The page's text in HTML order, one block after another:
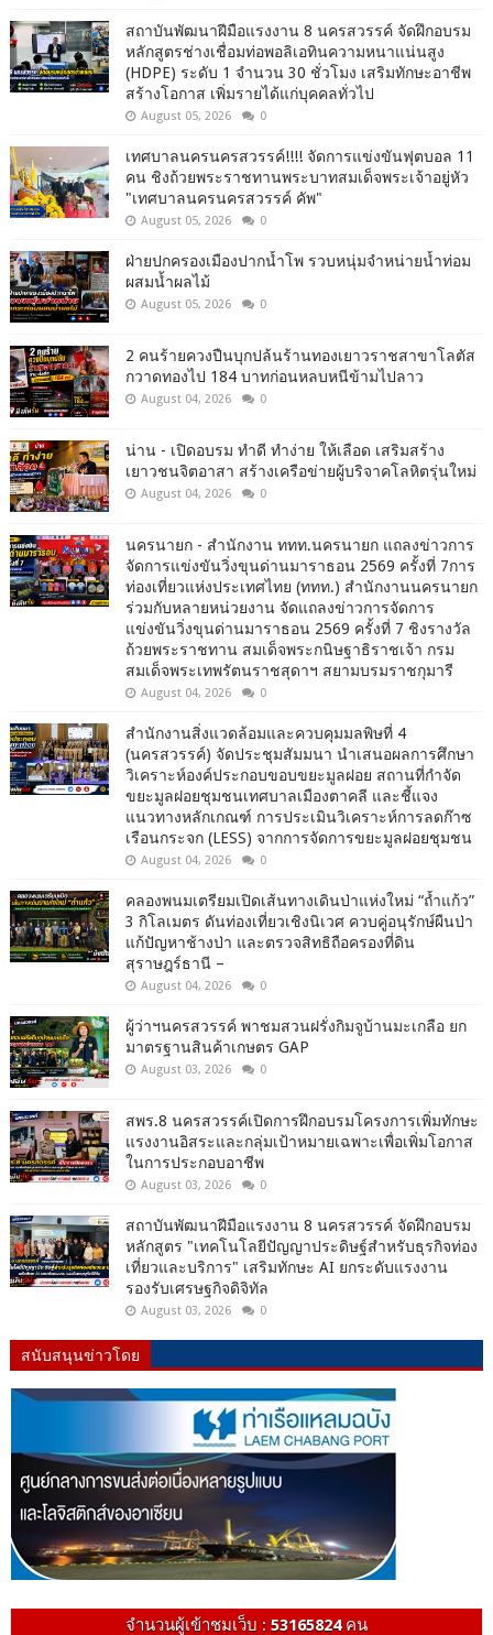
สถาบันพัฒนาฝีมือแรงงาน 8 นครสวรรค์ จัดฝึกอบรม
หลักสูตรช่างเชื่อมท่อพอลิเอทินความหนาแน่นสูง
(HDPE) ระดับ 1 จำนวน 30 ชั่วโมง เสริมทักษะอาชีพ
สร้างโอกาส เพิ่มรายได้แก่บุคคลทั่วไป
August 05, 2026 0
เทศบาลนครนครสวรรค์!!!! จัดการแข่งขันฟุตบอล 11
คน ชิงถ้วยพระราชทานพระบาทสมเด็จพระเจ้าอยู่หัว
"เทศบาลนครนครสวรรค์ คัพ"
August 05, 2026 0
ฝ่ายปกครองเมืองปากน้ำโพ รวบหนุ่มจำหน่ายน้ำท่อม
ผสมน้ำผลไม้
August 05, 2026 0
2 คนร้ายควงปืนบุกปล้นร้านทองเยาวราชสาขาโลตัส
กวาดทองไป 184 บาทก่อนหลบหนีข้ามไปลาว
August 04, 2026 0
น่าน - เปิดอบรม ทำดี ทำง่าย ให้เลือด เสริมสร้าง
เยาวชนจิตอาสา สร้างเครือข่ายผู้บริจาคโลหิตรุ่นใหม่
August 04, 2026 0
นครนายก - สำนักงาน ททท.นครนายก แถลงข่าวการ
จัดการแข่งขันวิ่งขุนด่านมาราธอน 2569 ครั้งที่ 7การ
ท่องเที่ยวแห่งประเทศไทย (ททท.) สำนักงานนครนายก
ร่วมกับหลายหน่วยงาน จัดแถลงข่าวการจัดการ
แข่งขันวิ่งขุนด่านมาราธอน 2569 ครั้งที่ 7 ชิงรางวัล
ถ้วยพระราชทาน สมเด็จพระกนิษฐาธิราชเจ้า กรม
สมเด็จพระเทพรัตนราชสุดาฯ สยามบรมราชกุมารี
August 04, 2026 0
สำนักงานสิ่งแวดล้อมและควบคุมมลพิษที่ 4
(นครสวรรค์) จัดประชุมสัมมนา นำเสนอผลการศึกษา
วิเคราะห์องค์ประกอบขอบขยะมูลฝอย สถานที่กำจัด
ขยะมูลฝอยชุมชนเทศบาลเมืองตาคลี และชี้แจง
แนวทางหลักเกณฑ์ การประเมินวิเคราะห์การลดก๊าซ
เรือนกระจก (LESS) จากการจัดการขยะมูลฝอยชุมชน
August 04, 2026 0
คลองพนมเตรียมเปิดเส้นทางเดินป่าแห่งใหม่ “ถ้ำแก้ว”
3 กิโลเมตร ดันท่องเที่ยวเชิงนิเวศ ควบคู่อนุรักษ์ผืนป่า
แก้ปัญหาช้างป่า และตรวจสิทธิถือครองที่ดิน
สุราษฎร์ธานี –
August 04, 2026 0
ผู้ว่าฯนครสวรรค์ พาชมสวนฝรั่งกิมจูบ้านมะเกลือ ยก
มาตรฐานสินค้าเกษตร GAP
August 03, 2026 0
สพร.8 นครสวรรค์เปิดการฝึกอบรมโครงการเพิ่มทักษะ
แรงงานอิสระและกลุ่มเป้าหมายเฉพาะเพื่อเพิ่มโอกาส
ในการประกอบอาชีพ
August 03, 2026 0
สถาบันพัฒนาฝีมือแรงงาน 8 นครสวรรค์ จัดฝึกอบรม
หลักสูตร "เทคโนโลยีปัญญาประดิษฐ์สำหรับธุรกิจท่อง
เที่ยวและบริการ" เสริมทักษะ AI ยกระดับแรงงาน
รองรับเศรษฐกิจดิจิทัล
August 03, 2026 0
สนับสนุนข่าวโดย
จำนวนผู้เข้าชมเว็บ : 53165824คน